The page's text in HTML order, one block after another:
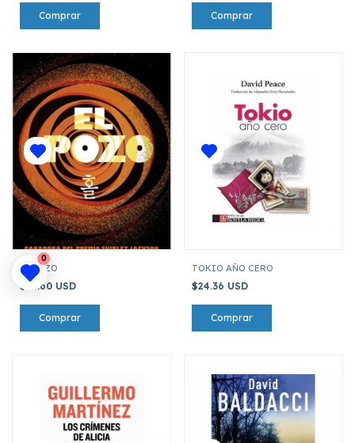
EL POZO
$23.60 USD
TOKIO AÑO CERO
$24.36 USD
0